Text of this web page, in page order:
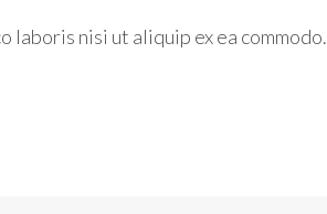
laboris nisi ut aliquip ex ea commodo.